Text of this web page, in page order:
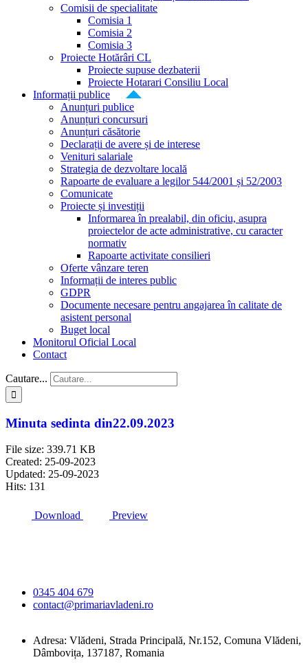
Comisii de specialitate
Comisia 1
Comisia 2
Comisia 3
Proiecte Hotărâri CL
Proiecte supuse dezbaterii
Proiecte Hotarari Consiliu Local
Informații publice
Anunțuri publice
Anunțuri concursuri
Anunțuri căsătorie
Declarații de avere și de interese
Venituri salariale
Strategia de dezvoltare locală
Rapoarte de evaluare a legilor 544/2001 și 52/2003
Comunicate
Proiecte și investiții
Informarea în prealabil, din oficiu, asupra
proiectelor de acte administrative, cu caracter
normativ
Rapoarte activitate consilieri
Oferte vânzare teren
Informații de interes public
GDPR
Documente necesare pentru angajarea în calitate de
asistent personal
Buget local
Monitorul Oficial Local
Contact
Cautare...
Minuta sedinta din22.09.2023
File size: 339.71 KB
Created: 25-09-2023
Updated: 25-09-2023
Hits: 131
Download Preview
0345 404 679
contact@primariavladeni.ro
Adresa: Vlădeni, Strada Principală, Nr.152, Comuna Vlădeni,
Dâmbovița, 137187, Romania